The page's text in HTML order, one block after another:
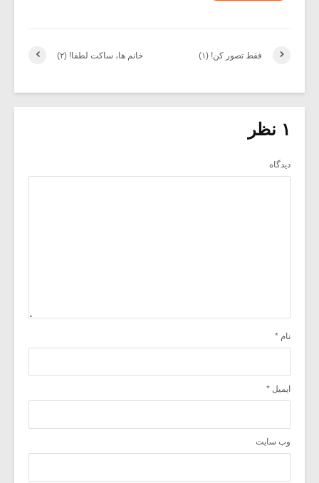
خانم ها، ساکت لطفا! (۲) فقط تصور کن! (۱)
۱ نظر
دیدگاه
نام *
ایمیل *
وب‌ سایت